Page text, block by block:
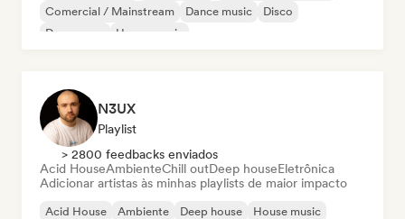
Comercial / Mainstream
Dance music
Disco
Dream pop
House music
N3UX
Playlist
> 2800 feedbacks enviados
Acid HouseAmbienteChill outDeep houseEletrônica
Adicionar artistas às minhas playlists de maior impacto
Acid House Ambiente Deep house
House music